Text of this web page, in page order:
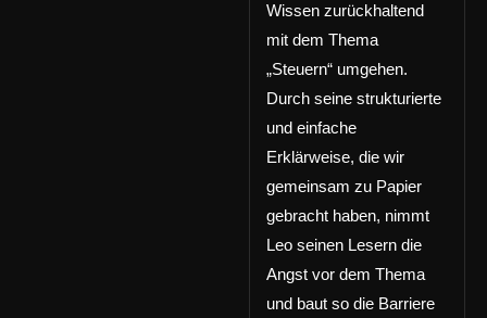
Wissen zurückhaltend
mit dem Thema
„Steuern“ umgehen.
Durch seine strukturierte
und einfache
Erklärweise, die wir
gemeinsam zu Papier
gebracht haben, nimmt
Leo seinen Lesern die
Angst vor dem Thema
und baut so die Barriere